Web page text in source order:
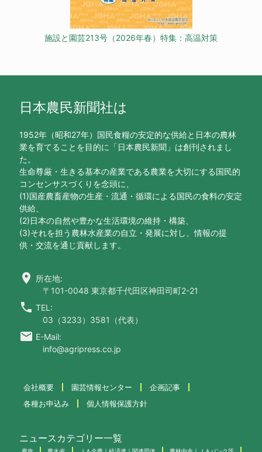
施設と園芸213号（2026年春）特集：高温対策
日本農民新聞社は
1952年（昭和27年）国民食糧の安定的な供給と日本の農林
業を育てることを目的に「日本農民新聞」は創刊されまし
た。
生命尊厳・生きる基本の産業である農業を大切にする国民的
コンセンサスづくりを念頭に、
(1)国産農畜産物の生産・流通・循環による国民の食料の安定
供給、
(2)日本の自然や豊かな生活環境の維持・構築、
(3)それを担う農林水産業の自立・発展に対し、情報の提
供・交流を通じ貢献します。
location_on 所在地:
〒101-0048 東京都千代田区神田司町2-21
call TEL:
03（3233）3581（代表）
email E-Mail:
info@agripress.co.jp
会社概要 園芸情報センター
企画記事
各種お申込み
個人情報保護方針
ニュースカテゴリー一覧